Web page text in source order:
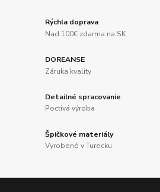
Rýchla doprava
Nad 100€ zdarma na SK
DOREANSE
Záruka kvality
Detailné spracovanie
Poctivá výroba
Špičkové materiály
Vyrobené v Turecku